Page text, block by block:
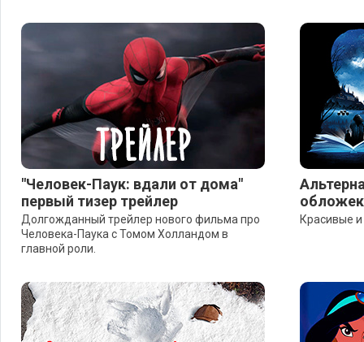
"Человек-Паук: вдали от дома"
первый тизер трейлер
Долгожданный трейлер нового фильма про
Человека-Паука с Томом Холландом в
главной роли.
обложек
Красивые